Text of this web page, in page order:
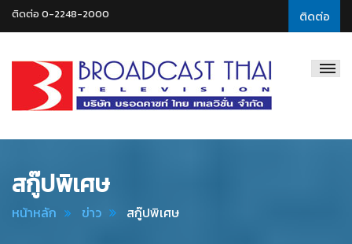
ติดต่อ
ติดต่อ 0-2248-2000
Thai
สกู๊ปพิเศษ
หน้าหลัก ข่าว สกู๊ปพิเศษ